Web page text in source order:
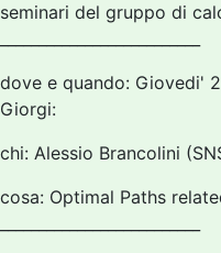
seminari del gruppo di
dove e quando: Giovedi'
Giorgi:
chi: Alessio Brancolini
cosa: Optimal Paths